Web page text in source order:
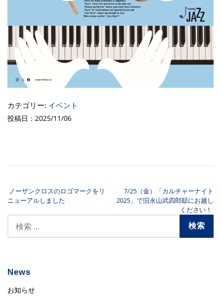
カテゴリー: イベント
投稿日：2025/11/06
投稿ナビゲーション
ノーザンクロスのロゴマークをリ
ニューアルしました
7/25（金）「カルチャーナイト
2025」で旧永山武四郎邸にお越し
ください！
News
お知らせ